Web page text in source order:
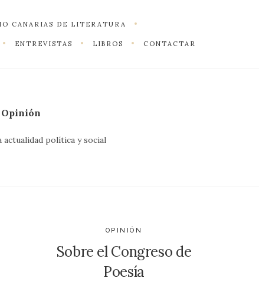
CANARIAS DE LITERATURA
ENTREVISTAS LIBROS CONTACTAR
Opinión
actualidad política y social
OPINIÓN
Sobre el Congreso de
Poesía